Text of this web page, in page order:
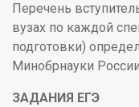
Перечень
вузах по каждой
подготовки)
Минобрнауки
ЗАДАНИЯ ЕГЭ